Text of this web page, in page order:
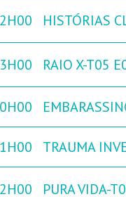
HISTÓRIAS
RAIO X-T05
TRAUMA
PURA VIDA-